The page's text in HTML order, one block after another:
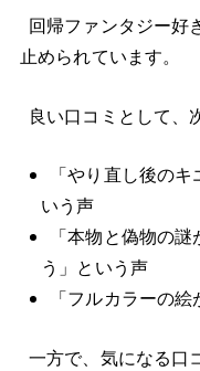
回帰ファンタジー好
止められています。
良い口コミとして、
「やり直し後の
いう声
「本物と偽物の
う」という声
「フルカラーの
一方で、気になる口